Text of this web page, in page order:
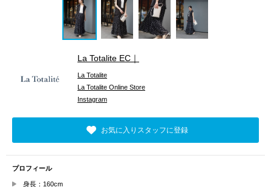
La Totalite EC｜
La Totalite
La Totalite Online Store
Instagram
お気に入りスタッフに登録
プロフィール
身長：160cm